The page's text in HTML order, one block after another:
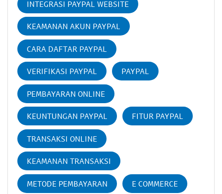
INTEGRASI PAYPAL WEBSITE
KEAMANAN AKUN PAYPAL
CARA DAFTAR PAYPAL
VERIFIKASI PAYPAL PAYPAL
PEMBAYARAN ONLINE
KEUNTUNGAN PAYPAL FITUR PAYPAL
TRANSAKSI ONLINE
KEAMANAN TRANSAKSI
METODE PEMBAYARAN E COMMERCE